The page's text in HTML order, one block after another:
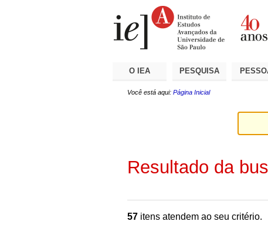
O IEA PESQUISA
Você está aqui: Página Inicial
Resultado da
57 itens atendem ao seu critério.